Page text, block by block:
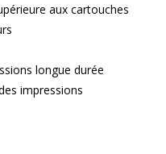
aux cartouches
longue durée
impressions